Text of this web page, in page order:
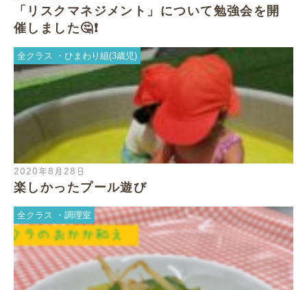
「リスクマネジメント」について勉強会を開
催しました🤔❗️
全クラス ひまわり組(3歳児)
2020年8月28日
楽しかったプール遊び
全クラス 調理室